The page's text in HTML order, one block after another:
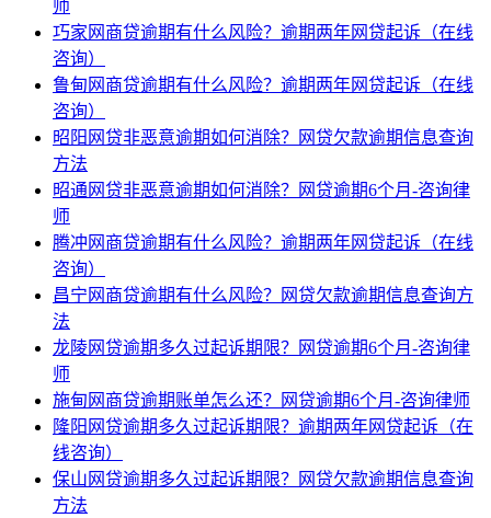
师
巧家网商贷逾期有什么风险？逾期两年网贷起诉（在线
咨询）
鲁甸网商贷逾期有什么风险？逾期两年网贷起诉（在线
咨询）
昭阳网贷非恶意逾期如何消除？网贷欠款逾期信息查询
方法
昭通网贷非恶意逾期如何消除？网贷逾期6个月-咨询律
师
腾冲网商贷逾期有什么风险？逾期两年网贷起诉（在线
咨询）
昌宁网商贷逾期有什么风险？网贷欠款逾期信息查询方
法
龙陵网贷逾期多久过起诉期限？网贷逾期6个月-咨询律
师
施甸网商贷逾期账单怎么还？网贷逾期6个月-咨询律师
隆阳网贷逾期多久过起诉期限？逾期两年网贷起诉（在
线咨询）
保山网贷逾期多久过起诉期限？网贷欠款逾期信息查询
方法